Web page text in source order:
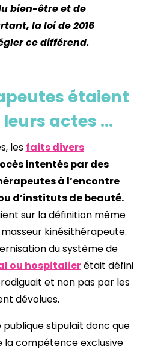
bien-être et de
la loi de 2016
ce différend.
étaient
actes …
les faits divers
intentés par des
à l’encontre
d’instituts de beauté.
sur la définition même
kinésithérapeute.
du système de
ou hospitalierétait défini
et non pas par les
dévolues.
publique stipulait donc que
la compétence exclusive